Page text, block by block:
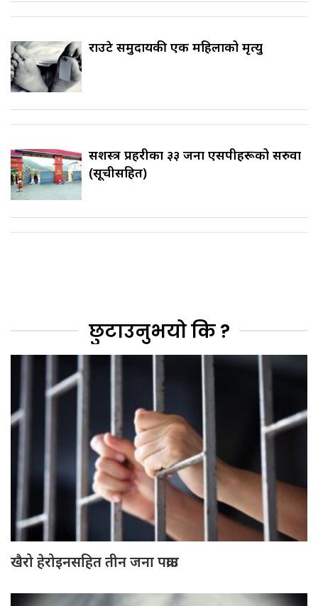
राउटे समुदायकी एक महिलाको मृत्यु
सशस्त्र प्रहरीका ३३ जना एसपीहरूको सरुवा
(सूचीसहित)
छुटाउनुभयो कि ?
खैरो हेरोइनसहित तीन जना पक्राउ